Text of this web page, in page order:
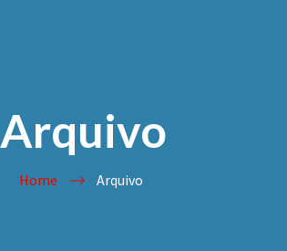
Arquivo
Home Arquivo